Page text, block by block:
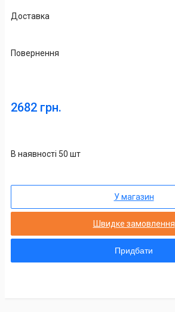
Доставка
Повернення
2682 грн.
В наявності 50 шт
У магазин
Швидке замовлення
Придбати